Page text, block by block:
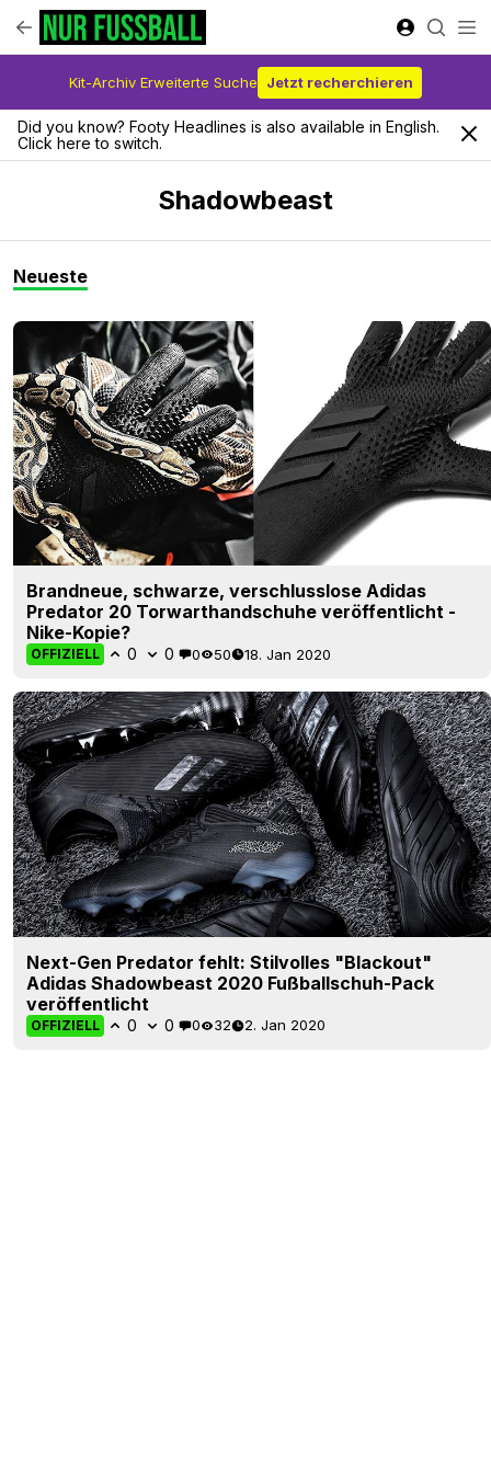
Kit-Archiv Erweiterte Suche Jetzt recherchieren
Did you know? Footy Headlines is also available in English.
Click here to switch.
Shadowbeast
Neueste
Brandneue, schwarze, verschlusslose Adidas
Predator 20 Torwarthandschuhe veröffentlicht -
Nike-Kopie?
OFFIZIELL 0 0 0 50 18. Jan 2020
Next-Gen Predator fehlt: Stilvolles "Blackout"
Adidas Shadowbeast 2020 Fußballschuh-Pack
veröffentlicht
OFFIZIELL 0 0 0 32 2. Jan 2020